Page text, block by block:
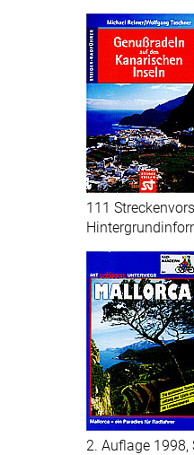
111
2. Auflage 1998,